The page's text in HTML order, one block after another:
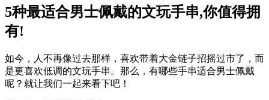
5种最适合男士佩戴的文玩手串,你值得拥
有!
如今，人不再像过去那样，喜欢带着大金链子招摇过市了，而
是更喜欢低调的文玩手串。那么，有哪些手串适合男士佩戴
呢？就让我们一起来看下吧！